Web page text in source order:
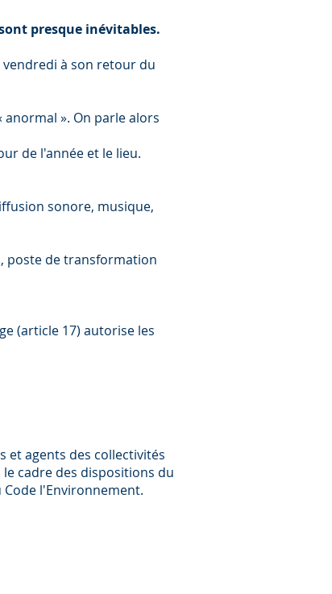
presque inévitables.
à son retour du
». On parle alors
de l'année et le lieu.
sonore, musique,
poste de transformation
(article 17) autorise les
et agents des collectivités
cadre des dispositions du
Code l'Environnement.